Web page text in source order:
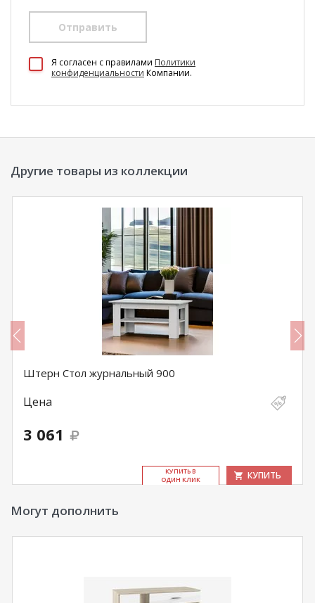
Отправить
Я согласен c правилами Политики
конфиденциальности Компании.
Другие товары из коллекции
Штерн Стол журнальный 900
Цена
3 061
КУ­ПИТЬ В
ОДИН КЛИК
КУПИТЬ
Могут дополнить